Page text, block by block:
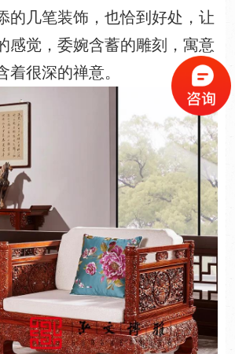
的几笔装饰，也恰到好处，让
感觉，委婉含蓄的雕刻，寓意
着很深的禅意。